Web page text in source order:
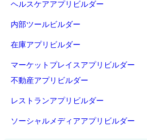
ヘルスケアアプリビルダー
内部ツールビルダー
在庫アプリビルダー
マーケットプレイスアプリビルダー
不動産アプリビルダー
レストランアプリビルダー
ソーシャルメディアアプリビルダー